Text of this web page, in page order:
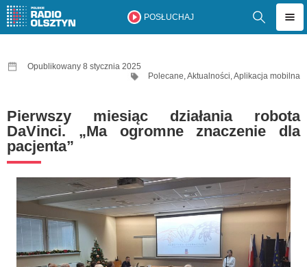
POSŁUCHAJ
Opublikowany 8 stycznia 2025
Polecane,Aktualności,Aplikacja mobilna
Pierwszy miesiąc działania robota
DaVinci. „Ma ogromne znaczenie dla
pacjenta”